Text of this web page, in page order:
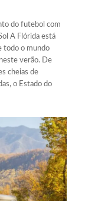
do futebol com
A Flórida está
todo o mundo
verão. De
cheias de
o Estado do